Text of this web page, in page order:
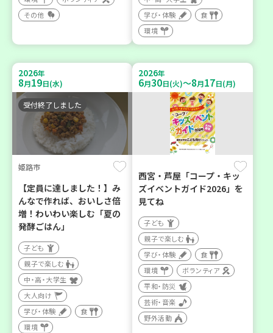
その他
学び・体験
食
環境
2026年
8月19日(水)
受付終了しました
姫路市
【定員に達しました！】み
んなで作れば、おいしさ倍
増！わいわい楽しむ「夏の
発酵ごはん」
子ども
親子で楽しむ
中・高・大学生
大人向け
学び・体験
食
環境
2026年
6月30日(火)～8月17日(月)
西宮・芦屋「コープ・キッ
ズイベントガイド2026」を
見てね
子ども
親子で楽しむ
学び・体験
食
環境
ボランティア
平和・防災
芸術・音楽
野外活動